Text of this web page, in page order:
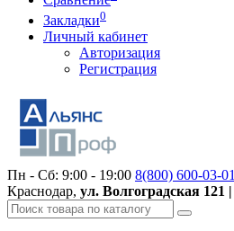
Закладки0
Личный кабинет
Авторизация
Регистрация
Пн - Сб: 9:00 - 19:00 8(800) 600-03-01
Краснодар, ул. Волгоградская 121 |